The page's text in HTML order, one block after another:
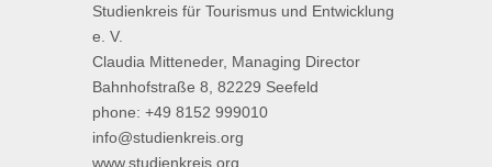
Studienkreis für Tourismus und Entwicklung
e. V.
Claudia Mitteneder, Managing Director
Bahnhofstraße 8, 82229 Seefeld
phone: +49 8152 999010
info@studienkreis.org
www.studienkreis.org